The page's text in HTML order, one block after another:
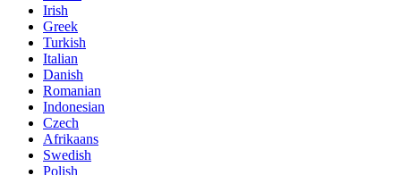
Irish
Greek
Turkish
Italian
Danish
Romanian
Indonesian
Czech
Afrikaans
Swedish
Polish